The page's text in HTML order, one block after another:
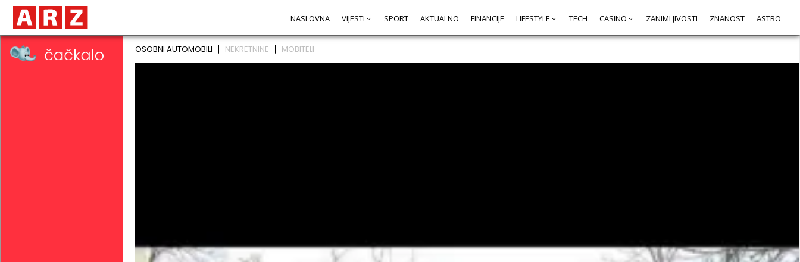
NASLOVNA VIJESTI SPORT AKTUALNO FINANCIJE LIFESTYLE TECH CASINO ZANIMLJIVOSTI ZNANOST ASTRO